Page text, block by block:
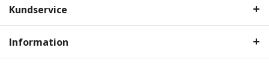
Kundservice
Information